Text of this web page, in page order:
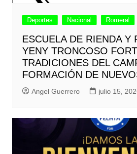
Deportes Nacional Romeral
ESCUELA DE RIENDA Y
YENY TRONCOSO
TRADICIONES DEL
FORMACIÓN DE
Angel Guerrero julio 15,